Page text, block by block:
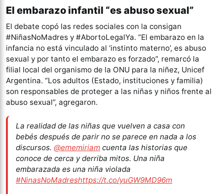
El embarazo infantil “es abuso sexual”
El debate copó las redes sociales con la consigan
#NiñasNoMadres y #AbortoLegalYa. “El embarazo en la
infancia no está vinculado al ‘instinto materno’, es abuso
sexual y por tanto el embarazo es forzado”, remarcó la
filial local del organismo de la ONU para la niñez, Unicef
Argentina. “Los adultos (Estado, instituciones y familia)
son responsables de proteger a las niñas y niños frente al
abuso sexual”, agregaron.
La realidad de las niñas que vuelven a casa con
bebés después de parir no se parece en nada a los
discursos. @ememiriam cuenta las historias que
conoce de cerca y derriba mitos. Una niña
embarazada es una niña violada
#NinasNoMadreshttps://t.co/yuGW9MD96m